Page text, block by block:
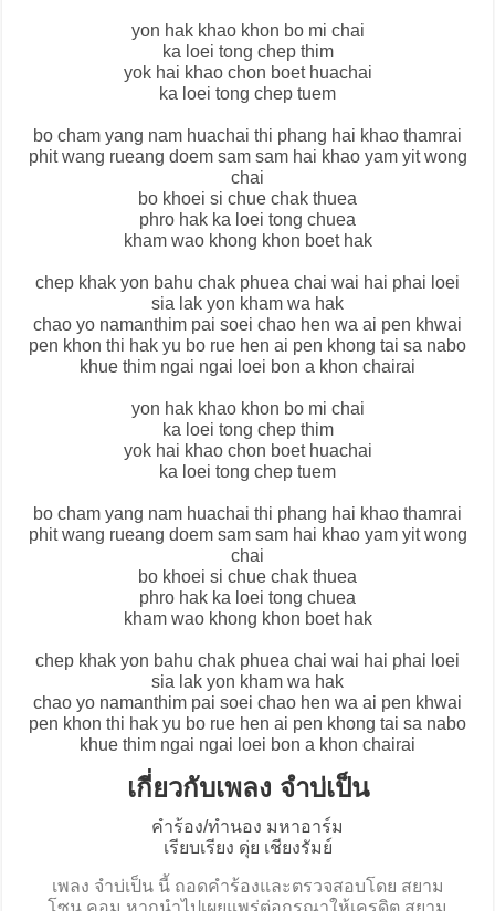
yon hak khao khon bo mi chai
ka loei tong chep thim
yok hai khao chon boet huachai
ka loei tong chep tuem
bo cham yang nam huachai thi phang hai khao thamrai
phit wang rueang doem sam sam hai khao yam yit wong
chai
bo khoei si chue chak thuea
phro hak ka loei tong chuea
kham wao khong khon boet hak
chep khak yon bahu chak phuea chai wai hai phai loei
sia lak yon kham wa hak
chao yo namanthim pai soei chao hen wa ai pen khwai
pen khon thi hak yu bo rue hen ai pen khong tai sa nabo
khue thim ngai ngai loei bon a khon chairai
yon hak khao khon bo mi chai
ka loei tong chep thim
yok hai khao chon boet huachai
ka loei tong chep tuem
bo cham yang nam huachai thi phang hai khao thamrai
phit wang rueang doem sam sam hai khao yam yit wong
chai
bo khoei si chue chak thuea
phro hak ka loei tong chuea
kham wao khong khon boet hak
chep khak yon bahu chak phuea chai wai hai phai loei
sia lak yon kham wa hak
chao yo namanthim pai soei chao hen wa ai pen khwai
pen khon thi hak yu bo rue hen ai pen khong tai sa nabo
khue thim ngai ngai loei bon a khon chairai
เกี่ยวกับเพลง จำบ่เป็น
คำร้อง/ทำนอง มหาอาร์ม
เรียบเรียง ดุ่ย เชียงรัมย์
เพลง จำบ่เป็น นี้ ถอดคำร้องและตรวจสอบโดย สยาม